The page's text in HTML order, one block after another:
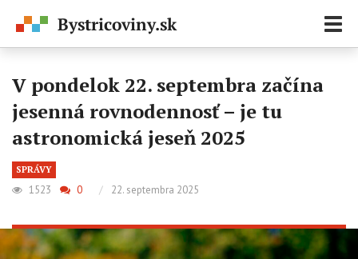
V pondelok 22. septembra začína
jesenná rovnodennosť – je tu
astronomická jeseň 2025
SPRÁVY
1523 0 / 22. septembra 2025